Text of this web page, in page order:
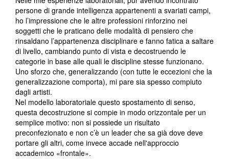
persone di grande intelligenza appartenenti a svariati campi,
ho l’impressione che le altre professioni rinforzino nei
soggetti che le praticano delle modalità di pensiero che
rinsaldano l’appartenenza disciplinare e fanno fatica a saltare
di livello, cambiando punto di vista e decostruendo le
categorie in base alle quali le discipline stesse funzionano.
Uno sforzo che, generalizzando (con tutte le eccezioni che la
generalizzazione comporta), mi pare sia spesso compiuto
dagli artisti.
Nel modello laboratoriale questo spostamento di senso,
questa decostruzione si compie in modo orizzontale per un
semplice motivo: non si possiede un risultato
preconfezionato e non c’è un leader che sa già dove deve
portare gli altri, come invece accade nell'approccio
accademico «frontale».